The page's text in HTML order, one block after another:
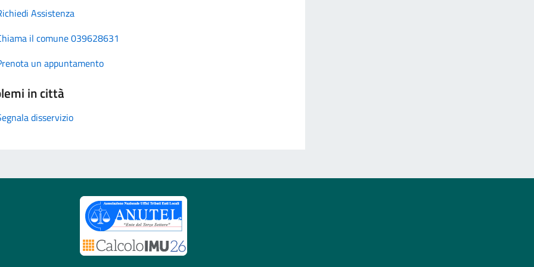
Assistenza
il comune 039628631
un appuntamento
in città
disservizio